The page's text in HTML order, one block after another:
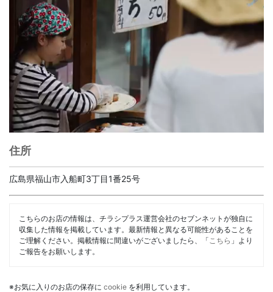
住所
広島県福山市入船町3丁目1番25号
こちらのお店の情報は、チラシプラス運営会社のセブンネットが独自に
収集した情報を掲載しています。最新情報と異なる可能性があることを
ご理解ください。掲載情報に間違いがございましたら、「 こちら 」より
ご報告をお願いします。
※お気に入りのお店の保存に cookie を利用しています。